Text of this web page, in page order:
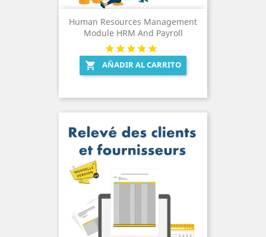
Human Resources Management
Module HRM And Payroll
 AÑADIR AL CARRITO